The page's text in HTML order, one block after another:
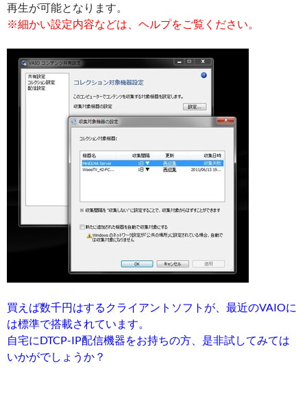
再生が可能となります。
※細かい設定内容などは、ヘルプをご覧ください。
買えば数千円はするクライアントソフトが、最近のVAIOに
は標準で搭載されています。
自宅にDTCP-IP配信機器をお持ちの方、是非試してみては
いかがでしょうか？